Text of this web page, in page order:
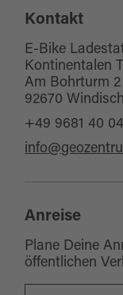
Kontakt
E-Bike
Kontinentalen
Am Bohrturm 2
92670
+49 9681 40
Anreise
Plane Deine
öffentlichen